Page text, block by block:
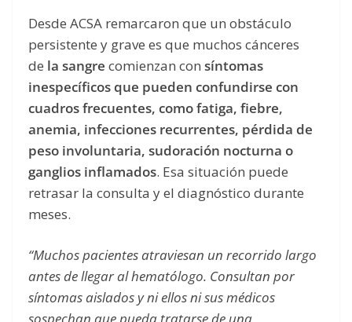
Desde ACSA remarcaron que un obstáculo
persistente y grave es que muchos cánceres
de la sangre comienzan con síntomas
inespecíficos que pueden confundirse con
cuadros frecuentes, como fatiga, fiebre,
anemia, infecciones recurrentes, pérdida de
peso involuntaria, sudoración nocturna o
ganglios inflamados. Esa situación puede
retrasar la consulta y el diagnóstico durante
meses.
“Muchos pacientes atraviesan un recorrido largo
antes de llegar al hematólogo. Consultan por
síntomas aislados y ni ellos ni sus médicos